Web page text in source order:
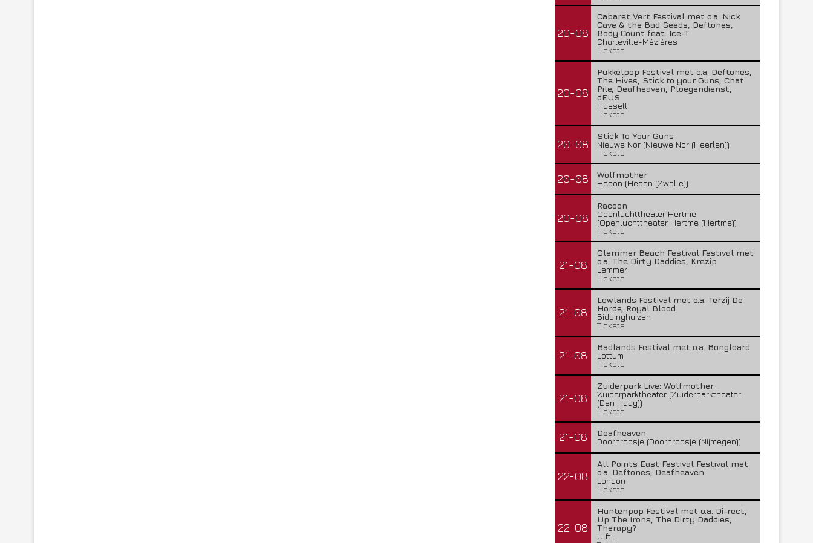
20-08
Cabaret Vert Festival met o.a. Nick
Cave & the Bad Seeds, Deftones,
Body Count feat. Ice-T
Charleville-Mézières
Tickets
20-08
Pukkelpop Festival met o.a. Deftones,
The Hives, Stick to your Guns, Chat
Pile, Deafheaven, Ploegendienst,
dEUS
Hasselt
Tickets
20-08
Stick To Your Guns
Nieuwe Nor (Nieuwe Nor (Heerlen))
Tickets
20-08
Wolfmother
Hedon (Hedon (Zwolle))
20-08
Racoon
Openluchttheater Hertme
(Openluchttheater Hertme (Hertme))
Tickets
21-08
Glemmer Beach Festival Festival met
o.a. The Dirty Daddies, Krezip
Lemmer
Tickets
21-08
Lowlands Festival met o.a. Terzij De
Horde, Royal Blood
Biddinghuizen
Tickets
21-08
Badlands Festival met o.a. Bongloard
Lottum
Tickets
21-08
Zuiderpark Live: Wolfmother
Zuiderparktheater (Zuiderparktheater
(Den Haag))
Tickets
21-08
Deafheaven
Doornroosje (Doornroosje (Nijmegen))
22-08
All Points East Festival Festival met
o.a. Deftones, Deafheaven
London
Tickets
22-08
Huntenpop Festival met o.a. Di-rect,
Up The Irons, The Dirty Daddies,
Therapy?
Ulft